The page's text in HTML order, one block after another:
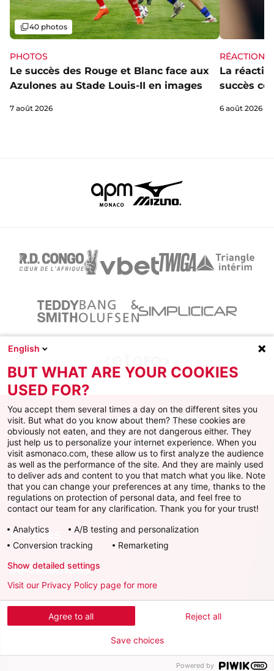
PHOTOS
Le succès des Rouge et Blanc face aux
Azulones au Stade Louis-II en images
Galerie
40 photos
7 août 2026
RÉACTIONS
La
succès
6 août 2026
Facebook
X Instagram
YoutubeTikTokTwitch
AS MONACO
SERVICES
INFORMATIONS
Télécharger l'AS Monaco App
English
BUT WHAT ARE YOUR COOKIES
USED FOR?
You accept them several times a day on the different sites you
visit. But what do you know about them? These cookies are
obviously not eaten, and they are not dangerous either. They
just help us to personalize your internet experience. When you
visit asmonaco.com, these allow us to first analyze the audience
as well as the performance of the site. And they are mainly used
to deliver ads and content to you that match what you like. Note
that you can change your preferences at any time, thanks to the
regulations on protection of personal data, and feel free to
contact our team for any clarification. Thank you for your trust!
Analytics
A/B testing and personalization
Conversion tracking
Remarketing
Agree to all Reject all
Show detailed settings
Visit our Privacy Policy page for more
Save choices
Powered by